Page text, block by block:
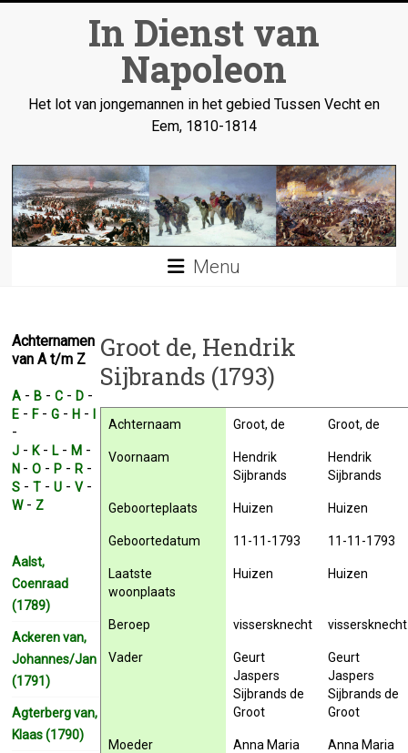
In Dienst van
Napoleon
Het lot van jongemannen in het gebied Tussen Vecht en
Eem, 1810-1814
Menu
Groot de, Hendrik
Sijbrands (1793)
Achternaam Groot, de Groot, de
Voornaam
Hendrik
Sijbrands
Hendrik
Sijbrands
Geboorteplaats Huizen Huizen
Geboortedatum 11-11-1793 11-11-1793
Laatste
woonplaats
Huizen Huizen
Beroep vissersknecht vissersknecht
Vader
Geurt
Jaspers
Sijbrands de
Groot
Geurt
Jaspers
Sijbrands de
Groot
Moeder
Anna Maria
Anna Maria
Achternamen
van A t/m Z
A -B -C -D -
E -F-G -H -
-
J -K-L-M -
N -O -P -R -
S -T -U -V-
W- Z
Aalst,
Coenraad
(1789)
Ackeren van,
Johannes/Jan
(1791)
Agterberg van,
Klaas (1790)